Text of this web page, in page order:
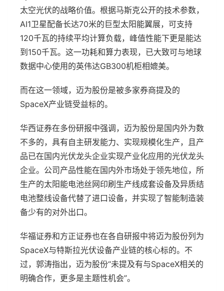
太空光伏的战略价值。根据马斯克公开的技术参数，
AI1卫星配备长达70米的巨型太阳能翼展，可支持
120千瓦的持续平均计算负载，峰值性能下更是能达
到150千瓦。这一功耗和算力表现，已大致可与地球
数据中心使用的英伟达GB300机柜相媲美。
而在这一领域，迈为股份是被多家券商提及的
SpaceX产业链受益标的。
华西证券在多份研报中强调，迈为股份是国内外为数
不多的，具有自主研发能力、实现规模化生产，且产
品已在国内光伏龙头企业实现产业化应用的光伏龙头
企业。公司产品性能在国内外市场处于领先地位，所
生产的太阳能电池丝网印刷生产线成套设备及异质结
电池整线设备代替了进口设备，并实现了智能制造装
备少有的对外出口。
华福证券和方正证券也在各自研报中将迈为股份列为
SpaceX与特斯拉光伏设备产业链的核心标的。不
过，郭涛指出，迈为股份“未提及有与SpaceX相关的
明确合作，更多是主题性机会”。